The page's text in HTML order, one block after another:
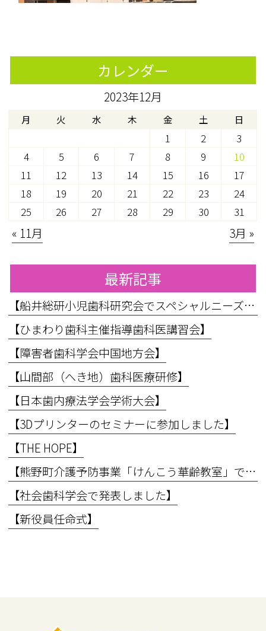
カレンダー
2023年12月
月 火 水 木 金 土 日
1 2
3
4
5 6 7 8 9
10
11
12 13 14 15 16
17
18
19 20 21 22 23
24
25
26 27 28 29 30 31
« 11月 3月 »
最新記事
【船井総研小児歯科研究会でスペシャルニーズ対応のお話をしてきました】
【ひまわり歯科主催指導歯科医講習会】
【障害者歯科学会中国地方会】
【山間部（へき地）歯科医療研修】
【日本歯内療法学会学術大会】
【3Dプリンターのセミナーに参加しました】
【THE HOPE】
【熊野町介護予防事業「けんこう華齢教室」で講義を行いました】
【社会歯科学会で発表しました】
【新役員任命式】